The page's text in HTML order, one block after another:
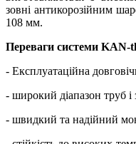
зовні антикорозійним
108 мм.
Переваги системи KAN-
- Експлуатаційна
- широкий діапазон труб і
- швидкий та надійний